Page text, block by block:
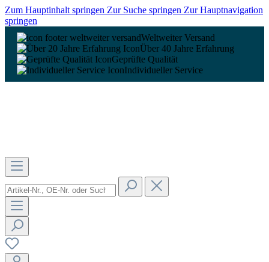
Zum Hauptinhalt springen Zur Suche springen Zur Hauptnavigation
springen
Weltweiter Versand
Über 40 Jahre Erfahrung
Geprüfte Qualität
Individueller Service